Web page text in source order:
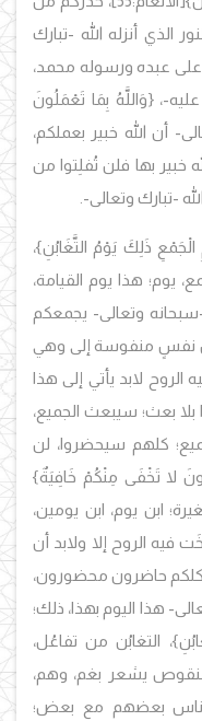
الذي أنزله الله -تبارك
على عبده ورسوله محمد،
،{وَاللَّهُ بِمَا تَعْمَلُونَ
أن الله خبير بعملكم،
خبير بها فلن تُفلِتوا من
-تبارك وتعالى-.
ذَلِكَ يَوْمُ التَّغَابُنِ}،
يوم؛ هذا يوم القيامة،
سبحانه وتعالى- يجمعكم
من نفسٍ منفوسة إلى وهي
لابد يأتي إلى هذا
بلا بعث؛ سيبعث الجميع،
كلهم سيحضروا، لن
لا تَخْفَى مِنْكُمْ خَافِيَةٌ}
ابن يوم، ابن يومين،
الروح إلا ولابد أن
كلكم حاضرون محضورون،
هذا اليوم بهذا، ذلك؛
التغابُن من تفاعُل،
يشعر بغم، وهم،
بعضهم مع بعض؛